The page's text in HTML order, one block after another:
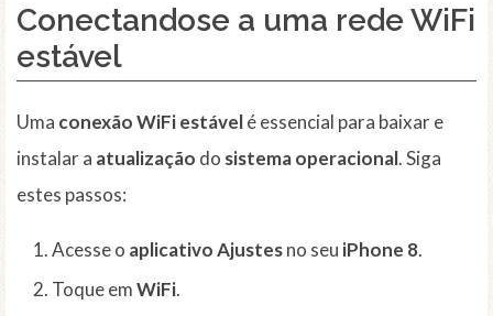
Conectandose a uma rede WiFi
estável
Uma conexãoWiFiestávelé essencial para baixar e
instalar a atualização do sistema operacional. Siga
estes passos:
Acesse o aplicativoAjustesno seu iPhone 8.
Toque emWiFi.